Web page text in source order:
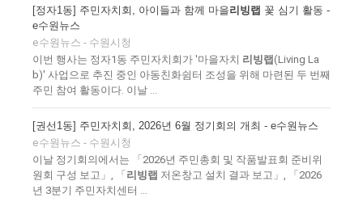
[정자1동] 주민자치회, 아이들과 함께 마을리빙랩 꽃 심기 활동 -
e수원뉴스
e수원뉴스 - 수원시청
이번 행사는 정자1동 주민자치회가 '마을자치 리빙랩 (Living La
b)' 사업으로 추진 중인 아동친화쉼터 조성을 위해 마련된 두 번째
주민 참여 활동이다. 이날 ...
[권선1동] 주민자치회, 2026년 6월 정기회의 개최 - e수원뉴스
e수원뉴스 - 수원시청
이날 정기회의에서는 「2026년 주민총회 및 작품발표회 준비위
원회 구성 보고」, 「 리빙랩 저온창고 설치 결과 보고」, 「2026
년 3분기 주민자치센터 ...